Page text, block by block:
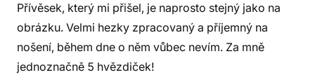
Přívěsek, který mi přišel, je naprosto stejný jako na
obrázku. Velmi hezky zpracovaný a příjemný na
nošení, během dne o něm vůbec nevím. Za mně
jednoznačně 5 hvězdiček!